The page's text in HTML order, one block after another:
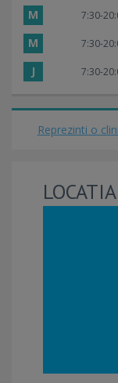
M 7:30-
M 7:30-
J 7:30-
Reprezinti o
LOCATIA